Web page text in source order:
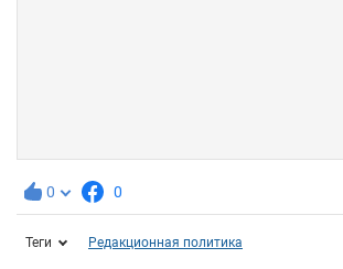
0 0
Теги Редакционная политика